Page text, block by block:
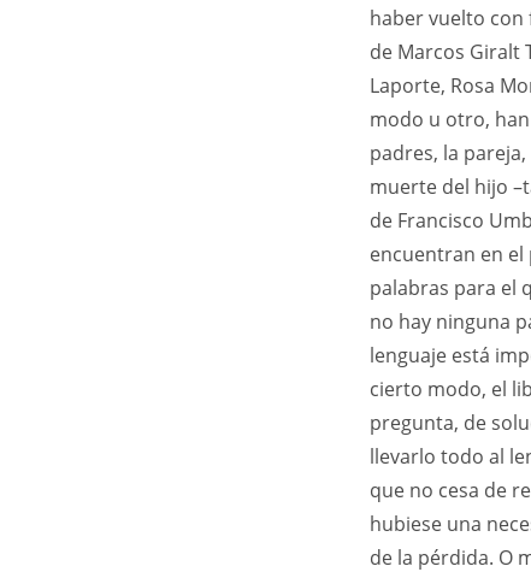
haber vuelto con
de Marcos Giralt
Laporte, Rosa
modo u otro,
padres, la
muerte del hijo
de Francisco
encuentran en
palabras para el
no hay ninguna
lenguaje está
cierto modo, el
pregunta, de
llevarlo todo al
que no cesa de
hubiese una
de la pérdida. O